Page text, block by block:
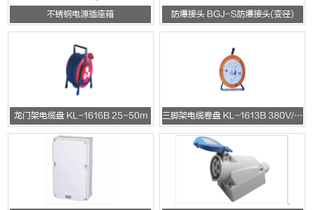
不锈钢电源插座箱 防爆接头 BGJ-S防爆接头(变径)
龙门架电缆盘 KL-1616B 25-50m 三脚架电缆卷盘 KL-1613B 380V/220V/10A/16A